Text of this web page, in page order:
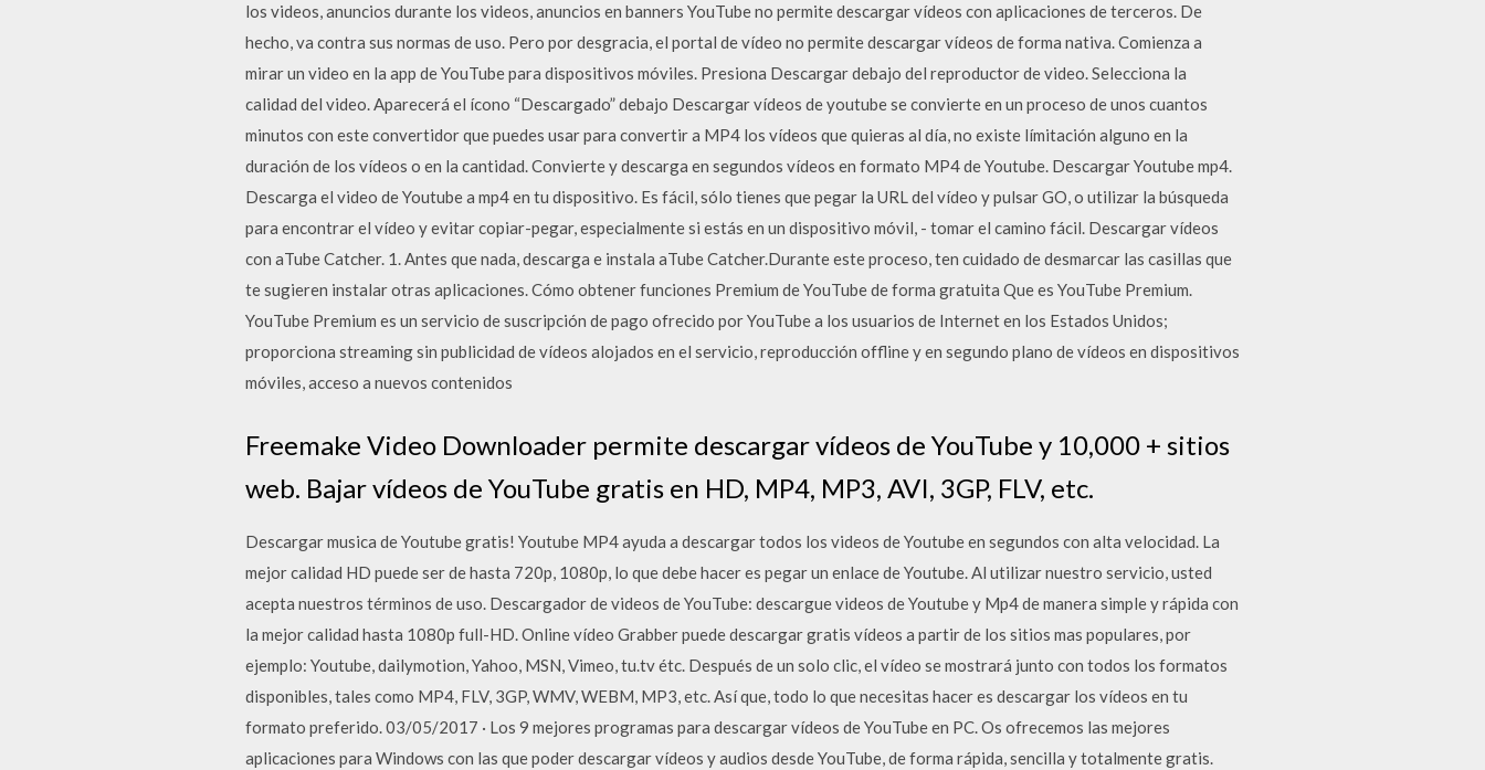
los videos, anuncios durante los videos, anuncios en banners YouTube no permite descargar vídeos con aplicaciones de terceros. De
hecho, va contra sus normas de uso. Pero por desgracia, el portal de vídeo no permite descargar vídeos de forma nativa. Comienza a
mirar un video en la app de YouTube para dispositivos móviles. Presiona Descargar debajo del reproductor de video. Selecciona la
calidad del video. Aparecerá el ícono “Descargado” debajo Descargar vídeos de youtube se convierte en un proceso de unos cuantos
minutos con este convertidor que puedes usar para convertir a MP4 los vídeos que quieras al día, no existe límitación alguno en la
duración de los vídeos o en la cantidad. Convierte y descarga en segundos vídeos en formato MP4 de Youtube. Descargar Youtube mp4.
Descarga el video de Youtube a mp4 en tu dispositivo. Es fácil, sólo tienes que pegar la URL del vídeo y pulsar GO, o utilizar la búsqueda
para encontrar el vídeo y evitar copiar-pegar, especialmente si estás en un dispositivo móvil, - tomar el camino fácil. Descargar vídeos
con aTube Catcher. 1. Antes que nada, descarga e instala aTube Catcher.Durante este proceso, ten cuidado de desmarcar las casillas que
te sugieren instalar otras aplicaciones. Cómo obtener funciones Premium de YouTube de forma gratuita Que es YouTube Premium.
YouTube Premium es un servicio de suscripción de pago ofrecido por YouTube a los usuarios de Internet en los Estados Unidos;
proporciona streaming sin publicidad de vídeos alojados en el servicio, reproducción offline y en segundo plano de vídeos en dispositivos
móviles, acceso a nuevos contenidos
Freemake Video Downloader permite descargar vídeos de YouTube y 10,000 + sitios
web. Bajar vídeos de YouTube gratis en HD, MP4, MP3, AVI, 3GP, FLV, etc.
Descargar musica de Youtube gratis! Youtube MP4 ayuda a descargar todos los videos de Youtube en segundos con alta velocidad. La
mejor calidad HD puede ser de hasta 720p, 1080p, lo que debe hacer es pegar un enlace de Youtube. Al utilizar nuestro servicio, usted
acepta nuestros términos de uso. Descargador de videos de YouTube: descargue videos de Youtube y Mp4 de manera simple y rápida con
la mejor calidad hasta 1080p full-HD. Online vídeo Grabber puede descargar gratis vídeos a partir de los sitios mas populares, por
ejemplo: Youtube, dailymotion, Yahoo, MSN, Vimeo, tu.tv étc. Después de un solo clic, el vídeo se mostrará junto con todos los formatos
disponibles, tales como MP4, FLV, 3GP, WMV, WEBM, MP3, etc. Así que, todo lo que necesitas hacer es descargar los vídeos en tu
formato preferido. 03/05/2017 · Los 9 mejores programas para descargar vídeos de YouTube en PC. Os ofrecemos las mejores
aplicaciones para Windows con las que poder descargar vídeos y audios desde YouTube, de forma rápida, sencilla y totalmente gratis.